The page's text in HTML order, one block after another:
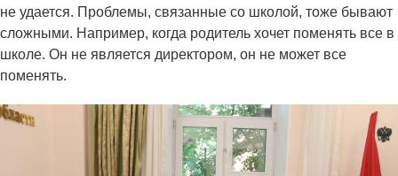
не удается. Проблемы, связанные со школой, тоже бывают
сложными. Например, когда родитель хочет поменять все в
школе. Он не является директором, он не может все
поменять.